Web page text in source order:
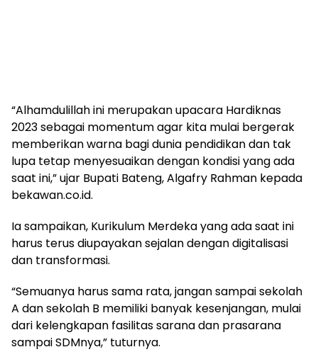
“Alhamdulillah ini merupakan upacara Hardiknas
2023 sebagai momentum agar kita mulai bergerak
memberikan warna bagi dunia pendidikan dan tak
lupa tetap menyesuaikan dengan kondisi yang ada
saat ini,” ujar Bupati Bateng, Algafry Rahman kepada
bekawan.co.id.
Ia sampaikan, Kurikulum Merdeka yang ada saat ini
harus terus diupayakan sejalan dengan digitalisasi
dan transformasi.
“Semuanya harus sama rata, jangan sampai sekolah
A dan sekolah B memiliki banyak kesenjangan, mulai
dari kelengkapan fasilitas sarana dan prasarana
sampai SDMnya,” tuturnya.